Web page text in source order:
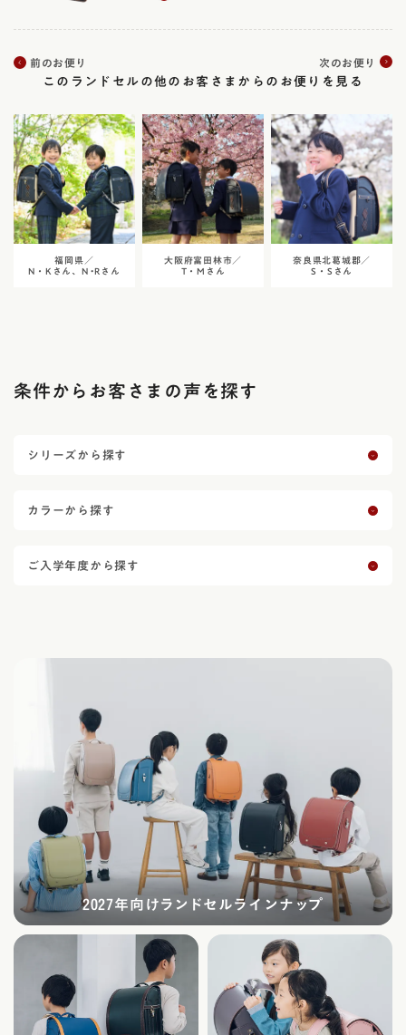
前のお便り 次のお便り
このランドセルの他のお客さまからのお便りを見る
福岡県／
N・Kさん、N •Rさん
大阪府富田林市／
T・Mさん
奈良県北葛城郡／
S・Sさん
条件からお客さまの声を探す
シリーズから探す
カラーから探す
ご入学年度から探す
2027年向けランドセルラインナップ